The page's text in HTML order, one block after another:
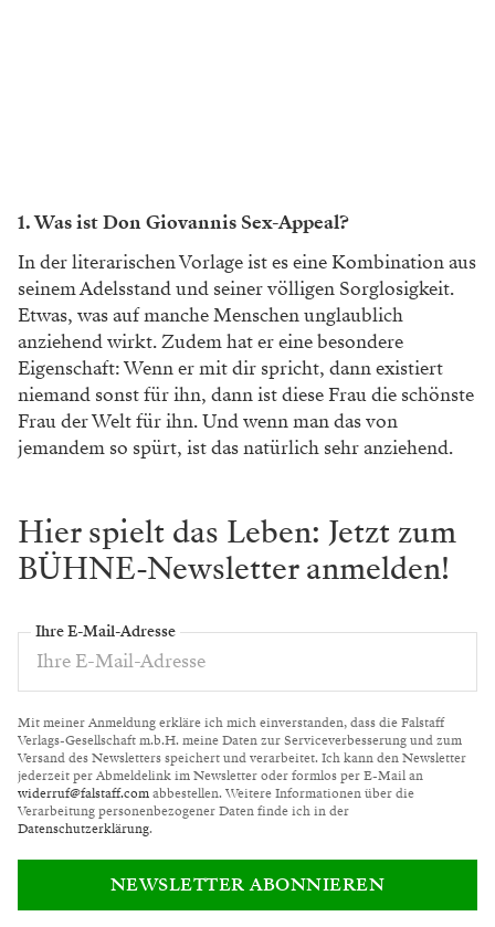
1. Was ist Don Giovannis Sex-Appeal?
In der literarischen Vorlage ist es eine Kombination aus
seinem Adelsstand und seiner völligen Sorglosigkeit.
Etwas, was auf manche Menschen unglaublich
anziehend wirkt. Zudem hat er eine besondere
Eigenschaft: Wenn er mit dir spricht, dann existiert
niemand sonst für ihn, dann ist diese Frau die schönste
Frau der Welt für ihn. Und wenn man das von
jemandem so spürt, ist das natürlich sehr anziehend.
Hier spielt das Leben: Jetzt zum
BÜHNE-Newsletter anmelden!
Ihre E-Mail-Adresse
Mit meiner Anmeldung erkläre ich mich einverstanden, dass die Falstaff
Verlags-Gesellschaft m.b.H. meine Daten zur Serviceverbesserung und zum
Versand des Newsletters speichert und verarbeitet. Ich kann den Newsletter
jederzeit per Abmeldelink im Newsletter oder formlos per E-Mail an
widerruf@falstaff.comabbestellen. Weitere Informationen über die
Verarbeitung personenbezogener Daten finde ich in der
Datenschutzerklärung.
NEWSLETTER ABONNIEREN